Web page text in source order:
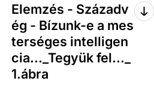
Elemzés - Századv
ég - Bízunk-e a mes
terséges intelligen
cia..._Tegyük fel..._
1.ábra